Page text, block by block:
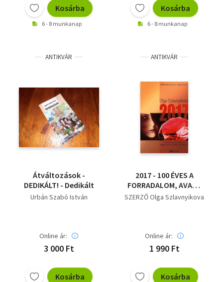
Kosárba
6 - 8 munkanap
Kosárba
6 - 8 munkanap
ANTIKVÁR
Átváltozások -
DEDIKÁLT! - Dedikált
Urbán Szabó István
Online ár:
3 000 Ft
Kosárba
ANTIKVÁR
2017 - 100 ÉVES A
FORRADALOM, AVAGY
SZEREZD MEG, AMIT
SZERZŐ Olga Szlavnyikova
Online ár:
1 990 Ft
Kosárba